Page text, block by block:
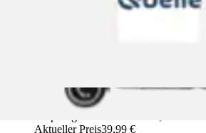
Wickeloptik mit Zierknöpfen, Skort,...
Buffalo
Aktueller Preis39,99 €